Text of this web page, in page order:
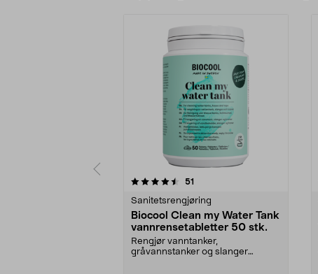
51
Sanitetsrengjøring
Biocool Clean my Water Tank
vannrensetabletter 50 stk.
Rengjør vanntanker,
gråvannstanker og slanger
4.5 av 5 stjerner